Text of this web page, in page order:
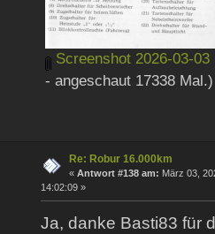
Screenshot 2026-03-03
- angeschaut 17338 Mal.)
Re: Robur 16.000km
« Antwort #138 am: März 03,
14:02:09 »
Ja, danke Basti83 für